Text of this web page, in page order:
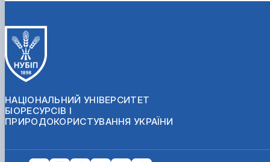
НАЦІОНАЛЬНИЙ УНІВЕРСИТЕТ
БІОРЕСУРСІВ І
ПРИРОДОКОРИСТУВАННЯ УКРАЇНИ